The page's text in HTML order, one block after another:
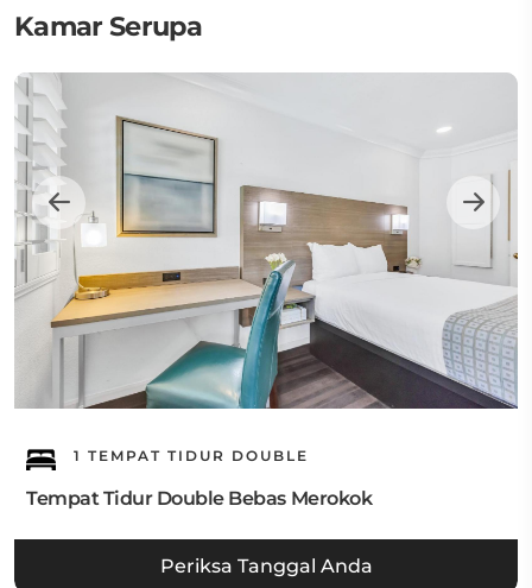
Kamar Serupa
1 TEMPAT TIDUR DOUBLE
Tempat Tidur Double Bebas Merokok
Periksa Tanggal Anda